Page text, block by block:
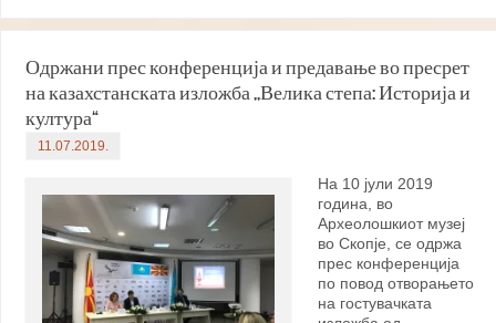
Одржани прес конференција и предавање во пресрет
на казахстанската изложба ,,Велика степа: Историја и
култура“
11.07.2019.
На 10 јули 2019
година, во
Археолошкиот музеј
во Скопје, се одржа
прес конференција
по повод отворањето
на гостувачката